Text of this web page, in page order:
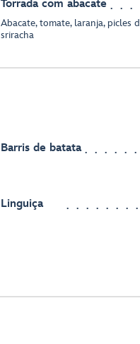
Torrada com abacate
Abacate, tomate, laranja, picles
sriracha
Barris de batata
Linguiça